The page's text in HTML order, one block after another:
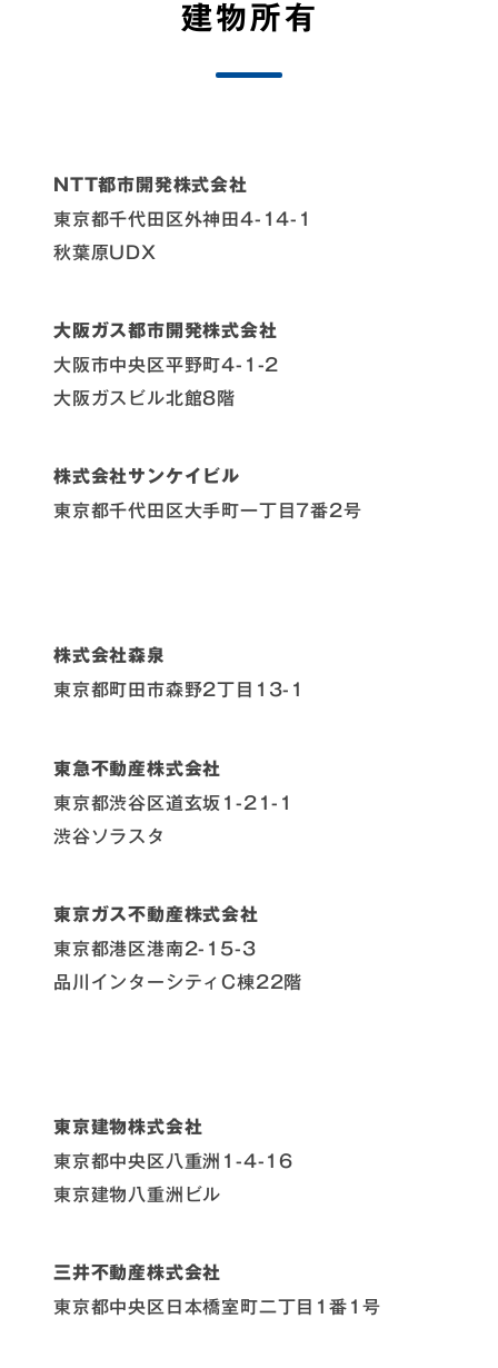
建物所有
NTT都市開発株式会社
東京都千代田区外神田4-14-1
秋葉原UDX
大阪ガス都市開発株式会社
大阪市中央区平野町4-1-2
大阪ガスビル北館8階
株式会社サンケイビル
東京都千代田区大手町一丁目7番2号
株式会社森泉
東京都町田市森野2丁目13-1
東急不動産株式会社
東京都渋谷区道玄坂1-21-1
渋谷ソラスタ
東京ガス不動産株式会社
東京都港区港南2-15-3
品川インターシティC棟22階
東京建物株式会社
東京都中央区八重洲1-4-16
東京建物八重洲ビル
三井不動産株式会社
東京都中央区日本橋室町二丁目1番1号